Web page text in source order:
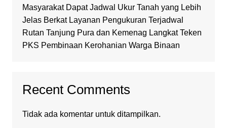
Masyarakat Dapat Jadwal Ukur Tanah yang Lebih
Jelas Berkat Layanan Pengukuran Terjadwal
Rutan Tanjung Pura dan Kemenag Langkat Teken
PKS Pembinaan Kerohanian Warga Binaan
Recent Comments
Tidak ada komentar untuk ditampilkan.